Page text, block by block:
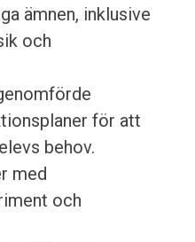
ämnen, inklusive
och
för att
behov.
med
och